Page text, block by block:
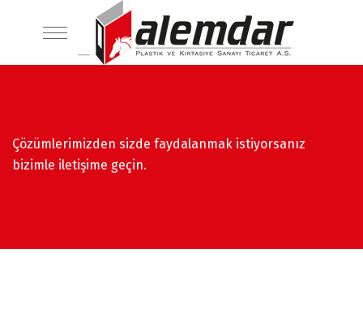
Çözümlerimizden sizde faydalanmak istiyorsanız
bizimle iletişime geçin.